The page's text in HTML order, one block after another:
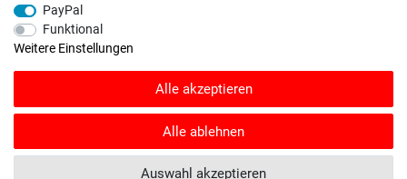
SHOPVOTE Bewertungen. SHOPVOTE setzt automatische und manuelle
© Copyright 2026 | Alle Rechte vorbehalten. - Rasentraktoren-Motoren | Realisation
PayPal
Funktional
Weitere Einstellungen
Alle akzeptieren
Alle ablehnen
Auswahl akzeptieren